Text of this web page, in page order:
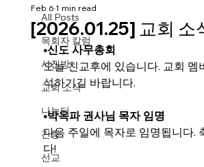
All Posts
목회자 칼럼
사진방
교회 소식
나눔터
간증
선교
[2026.01.25] 교회 소
Feb 61 min read
•신도 사무총회
오늘 친교후에 있습니다. 교회 멤
석하기길 바랍니다.
•박옥파 권사님 목자 임명
다음 주일에 목자로 임명됩니다.
다!